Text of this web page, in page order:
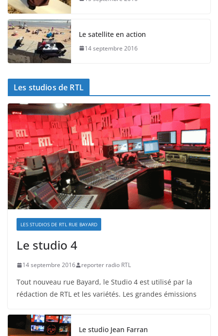
Le satellite en action
14 septembre 2016
Les studios de RTL
LES STUDIOS DE RTL RUE BAYARD
Le studio 4
14 septembre 2016 reporter radio RTL
Tout nouveau rue Bayard, le Studio 4 est utilisé par la
rédaction de RTL et les variétés. Les grandes émissions
Le studio Jean Farran